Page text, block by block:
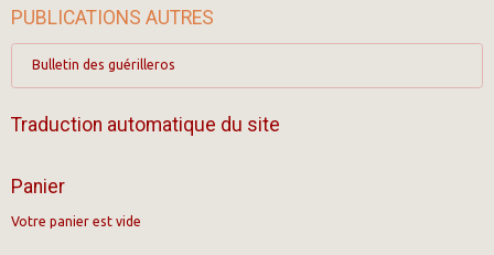
PUBLICATIONS AUTRES
Bulletin des guérilleros
Traduction automatique du site
Panier
Votre panier est vide